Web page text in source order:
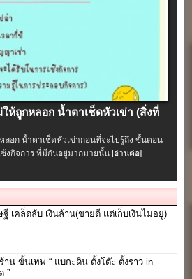
ให้ถูกหลอก น้ำตาเช็ดหัวเข่า (สิ่งที่
หลอก น้ำตาเช็ดหัวเข่าก่อนที่จะไปรู้ถึง ขั้นตอน
ซ้งกิจการ ที่มีกันอยู่มากมายนั้น[อ่านต่อ]
ฐี เคล็ดลับ เงินล้าน(ขายดี แต่เก็บเงินไม่อยู่)
าน ขั้นเทพ “ แบกะดิน ตั้งโต๊ะ ตั้งราว in
”